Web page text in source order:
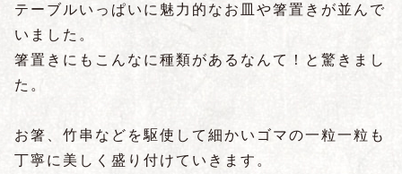
テーブルいっぱいに魅力的なお皿や箸置きが並んで
いました。
箸置きにもこんなに種類があるなんて！と驚きまし
た。
お箸、竹串などを駆使して細かいゴマの一粒一粒も
丁寧に美しく盛り付けていきます。